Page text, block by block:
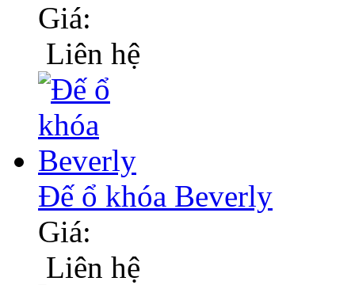
Giá:
Liên hệ
Đế ổ khóa Beverly
Giá:
Liên hệ